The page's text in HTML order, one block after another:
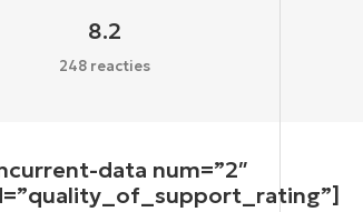
8.2
248 reacties
data num=”2″